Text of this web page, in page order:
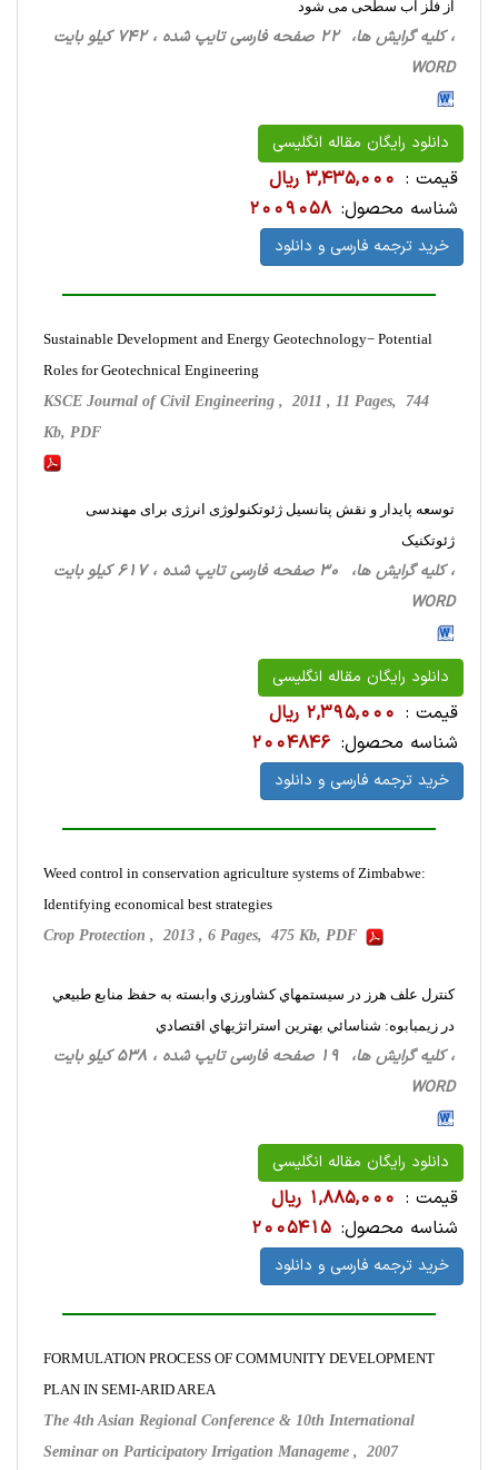
از فلز آب سطحی می شود
، کلیه گرایش ها، 22 صفحه فارسی تایپ شده ، 742 کیلو بایت
WORD
دانلود رایگان مقاله انگلیسی
قیمت : 3,435,000 ریال
شناسه محصول: 2009058
خرید ترجمه فارسی و دانلود
Sustainable Development and Energy Geotechnology− Potential
Roles for Geotechnical Engineering
KSCE Journal of Civil Engineering , 2011 , 11 Pages, 744
Kb, PDF
توسعه پایدار و نقش پتانسیل ژئوتکنولوژی انرژی برای مهندسی
ژئوتکنیک
، کلیه گرایش ها، 30 صفحه فارسی تایپ شده ، 617 کیلو بایت
WORD
دانلود رایگان مقاله انگلیسی
قیمت : 2,395,000 ریال
شناسه محصول: 2004846
خرید ترجمه فارسی و دانلود
Weed control in conservation agriculture systems of Zimbabwe:
Identifying economical best strategies
Crop Protection , 2013 , 6 Pages, 475 Kb, PDF
كنترل علف هرز در سيستمهاي كشاورزي وابسته به حفظ منابع طبيعي
در زيمبابوه: شناسائي بهترين استراتژيهاي اقتصادي
، کلیه گرایش ها، 19 صفحه فارسی تایپ شده ، 538 کیلو بایت
WORD
دانلود رایگان مقاله انگلیسی
قیمت : 1,885,000 ریال
شناسه محصول: 2005415
خرید ترجمه فارسی و دانلود
FORMULATION PROCESS OF COMMUNITY DEVELOPMENT
PLAN IN SEMI-ARID AREA
The 4th Asian Regional Conference & 10th International
Seminar on Participatory Irrigation Manageme , 2007